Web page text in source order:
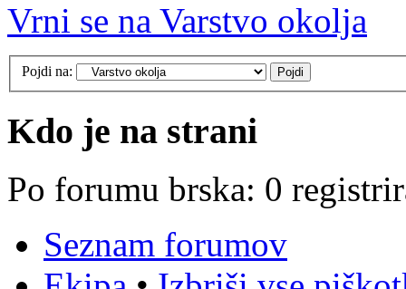
Vrni se na Varstvo okolja
Pojdi na:
Kdo je na strani
Po forumu brska: 0
Seznam forumov